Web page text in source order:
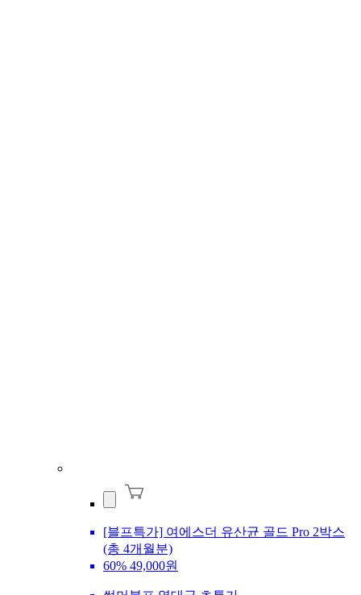
[블프특가] 여에스더 유산균 골드 Pro 2박스
(총 4개월분)
60% 49,000원